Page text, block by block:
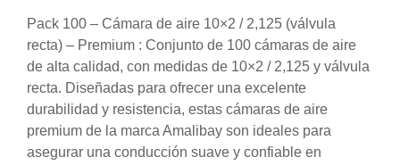
Pack 100 – Cámara de aire 10×2 / 2,125 (válvula
recta) – Premium : Conjunto de 100 cámaras de aire
de alta calidad, con medidas de 10×2 / 2,125 y válvula
recta. Diseñadas para ofrecer una excelente
durabilidad y resistencia, estas cámaras de aire
premium de la marca Amalibay son ideales para
asegurar una conducción suave y confiable en